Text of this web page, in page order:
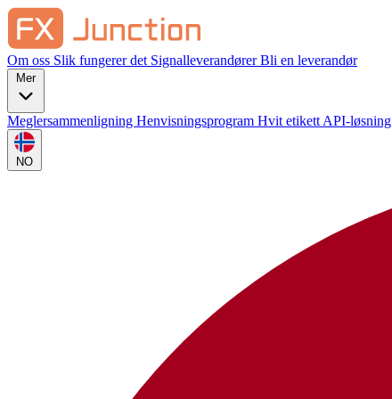
Om oss Slik fungerer det SignalleverandørerBli en leverandør
Mer
Meglersammenligning Henvisningsprogram Hvit etikett API-løsning
NO